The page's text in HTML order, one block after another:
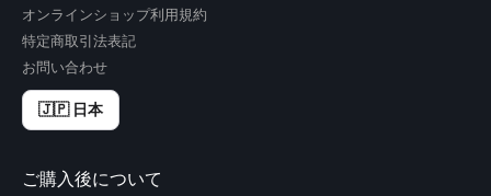
オンラインショップ利用規約
特定商取引法表記
お問い合わせ
🇯🇵 日本
ご購入後について